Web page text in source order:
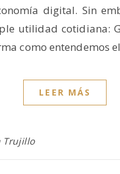
digital. Sin
utilidad cotidiana:
como entendemos
LEER MÁS
Trujillo